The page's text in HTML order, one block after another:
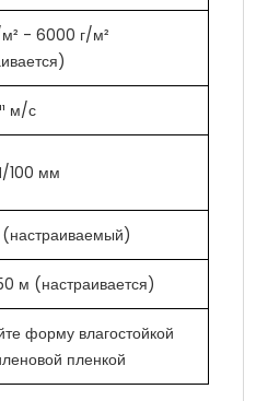
- 6000 г/м²
м/с
100 мм
м (настраивается)
форму влагостойкой
пленкой